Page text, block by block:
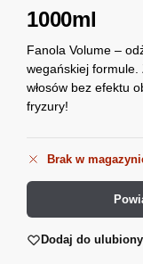
1000ml
Fanola Volume –
wegańskiej
włosów bez efektu
fryzury!
Brak w
Dodaj do